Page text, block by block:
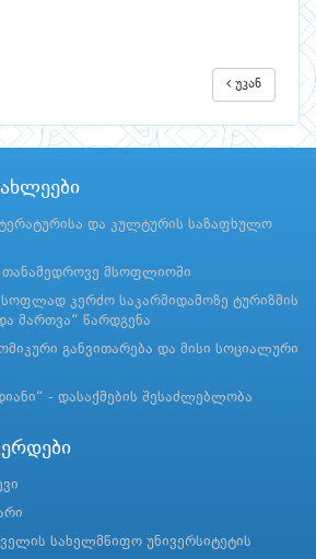
უკან
და კულტურის საზაფხულო
მსოფლიოში
კერძო საკარმიდამოზე ტურიზმის
მართვა“ წარდგენა
განვითარება და მისი სოციალური
- დასაქმების შესაძლებლობა
სახელმწიფო უნივერსიტეტის